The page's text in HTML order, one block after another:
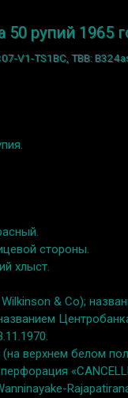
рупий 1965
V1-TS1BC, TBB:
стороны.
хлыст.
& Co);
верхнем белом